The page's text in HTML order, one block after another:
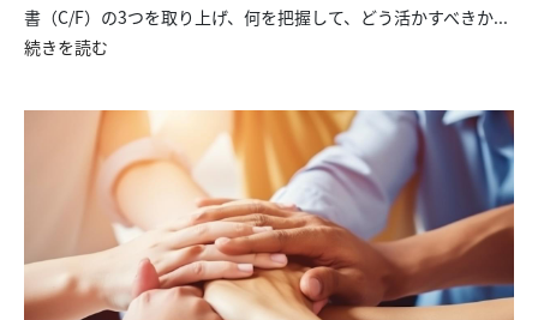
書（C/F）の3つを取り上げ、何を把握して、どう活かすべきか...
続きを読む